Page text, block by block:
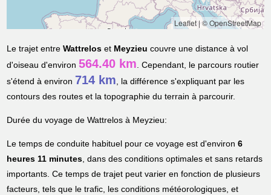
Leaflet| © OpenStreetMap
Le trajet entreWattrelos et Meyzieu couvre une distance à vol
d'oiseau d'environ564.40 km. Cependant, le parcours routier
s'étend à environ 714 km, la différence s'expliquant par les
contours des routes et la topographie du terrain à parcourir.
Durée du voyage de Wattrelos à Meyzieu:
Le temps de conduite habituel pour ce voyage est d'environ6
heures 11 minutes, dans des conditions optimales et sans retards
importants. Ce temps de trajet peut varier en fonction de plusieurs
facteurs, tels que le trafic, les conditions météorologiques, et